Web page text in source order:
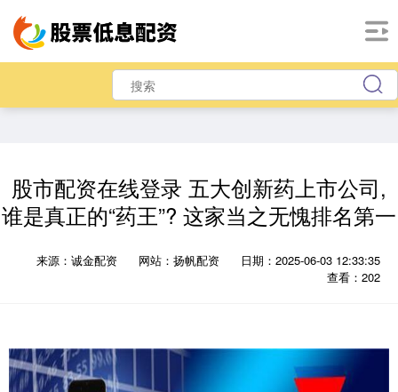
股市配资在线登录 五大创新药上市公司,
谁是真正的“药王”? 这家当之无愧排名第一
来源：诚金配资 网站：扬帆配资
日期：2025-06-03 12:33:35
查看：202